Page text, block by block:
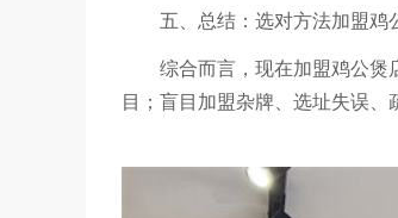
五、总结：选对方法加盟鸡
综合而言，现在加盟鸡公煲
目；盲目加盟杂牌、选址失误、